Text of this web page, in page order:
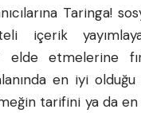
Taringa!
içerik
elde etmelerine
en iyi
tarifini ya da